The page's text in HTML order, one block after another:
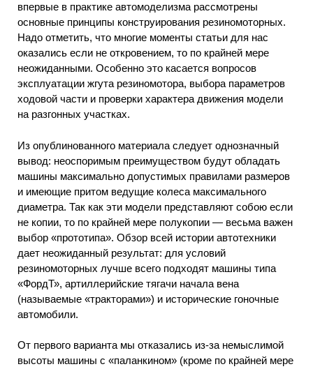
впервые в практике автомоделизма рассмотрены
основные принципы конструирования резиномоторных.
Надо отметить, что многие моменты статьи для нас
оказались если не откровением, то по крайней мере
неожиданными. Особенно это касается вопросов
эксплуатации жгута резиномотора, выбора параметров
ходовой части и проверки характера движения модели
на разгонных участках.
Из опублинованного материала следует однозначный
вывод: неоспоримым преимуществом будут обладать
машины максимально допустимых правилами размеров
и имеющие притом ведущие колеса максимального
диаметра. Так как эти модели представляют собою если
не копии, то по крайней мере полукопии — весьма важен
выбор «прототипа». Обзор всей истории автотехники
дает неожиданный результат: для условий
резиномоторных лучше всего подходят машины типа
«ФордТ», артиллерийские тягачи начала вена
(называемые «тракторами») и исторические гоночные
автомобили.
От первого варианта мы отказались из-за немыслимой
высоты машины с «паланкином» (кроме по крайней мере